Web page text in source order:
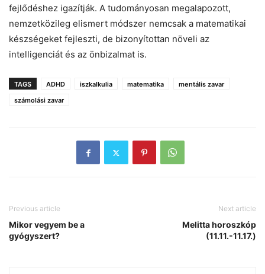
fejlődéshez igazítják. A tudományosan megalapozott,
nemzetközileg elismert módszer nemcsak a matematikai
készségeket fejleszti, de bizonyítottan növeli az
intelligenciát és az önbizalmat is.
TAGS ADHD iszkalkulia matematika
mentális zavar
számolási zavar
Previous article
Mikor vegyem be a
gyógyszert?
Next article
Melitta horoszkóp
(11.11.-11.17.)